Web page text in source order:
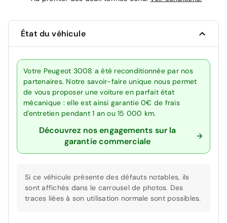
État du véhicule
Votre Peugeot 3008 a été reconditionnée par nos
partenaires. Notre savoir-faire unique nous permet
de vous proposer une voiture en parfait état
mécanique : elle est ainsi garantie 0€ de frais
d'entretien pendant 1 an ou 15 000 km.
Découvrez nos engagements sur la
garantie commerciale
Si ce véhicule présente des défauts notables, ils
sont affichés dans le carrousel de photos. Des
traces liées à son utilisation normale sont possibles.